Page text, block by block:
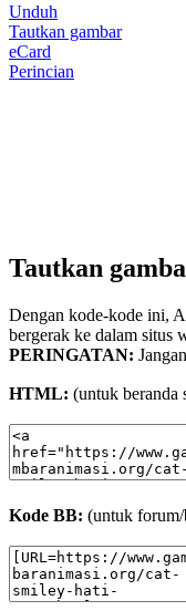
Unduh
Tautkan gambar
eCard
Perincian
Tautkan
Dengan kode-kode ini,
bergerak ke dalam situs
PERINGATAN:
HTML: (untuk beranda
Kode BB: (untuk